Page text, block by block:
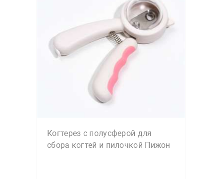
Когтерез с полусферой для
сбора когтей и пилочкой Пижон